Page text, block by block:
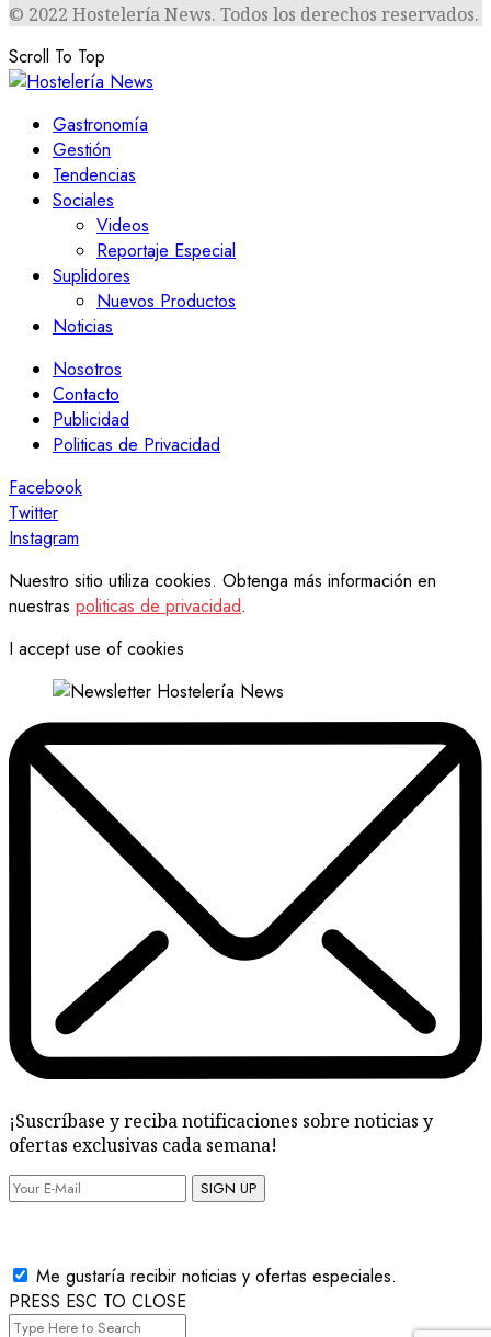
© 2022 Hostelería News. Todos los derechos reservados.
Scroll To Top
Gastronomía
Gestión
Tendencias
Sociales
Videos
Reportaje Especial
Suplidores
Nuevos Productos
Noticias
Nosotros
Contacto
Publicidad
Politicas de Privacidad
Facebook
Twitter
Instagram
Nuestro sitio utiliza cookies. Obtenga más información en
nuestras politicas de privacidad.
I accept use of cookies
¡Suscríbase y reciba notificaciones sobre noticias y
ofertas exclusivas cada semana!
SIGN UP
Me gustaría recibir noticias y ofertas especiales.
PRESS ESC TO CLOSE